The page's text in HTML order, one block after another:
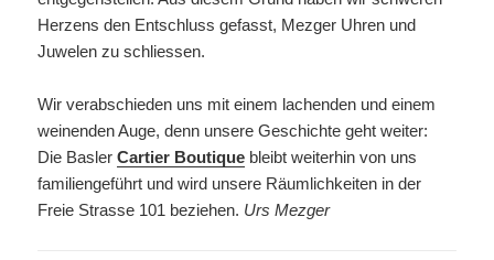
Herzens den Entschluss gefasst, Mezger Uhren und
Juwelen zu schliessen.
Wir verabschieden uns mit einem lachenden und einem
weinenden Auge, denn unsere Geschichte geht weiter:
Die BaslerCartier Boutique bleibt weiterhin von uns
familiengeführt und wird unsere Räumlichkeiten in der
Freie Strasse 101 beziehen. Urs Mezger